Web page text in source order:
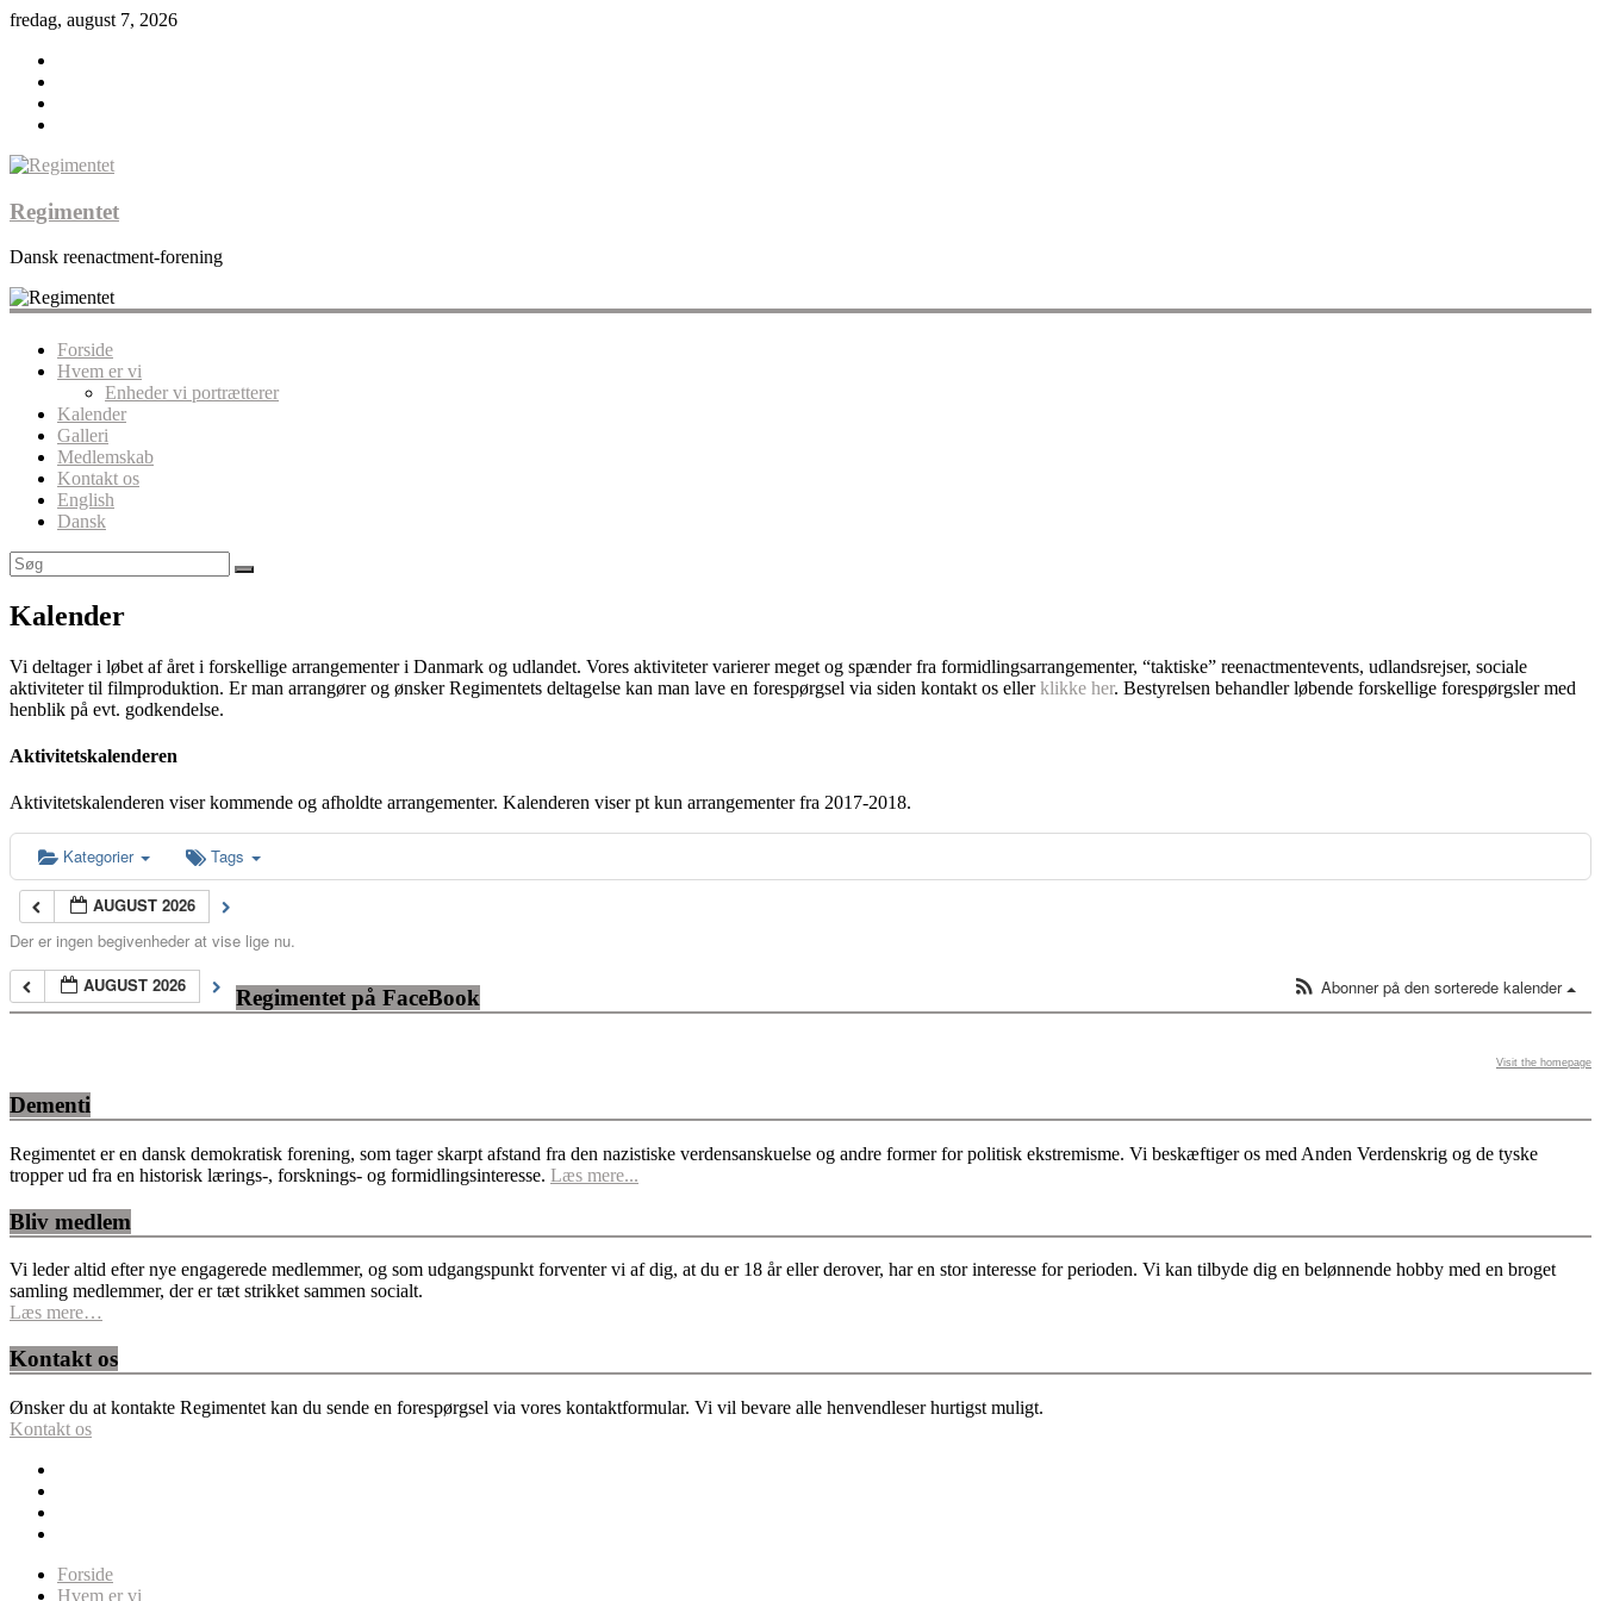
fredag, august 7, 2026
Regimentet
Dansk reenactment-forening
Forside
Hvem er vi
Enheder vi portrætterer
Kalender
Galleri
Medlemskab
Kontakt os
English
Dansk
Kalender
Vi deltager i løbet af året i forskellige arrangementer i Danmark og udlandet. Vores aktiviteter varierer meget og spænder fra formidlingsarrangementer, “taktiske” reenactmentevents, udlandsrejser, sociale
aktiviteter til filmproduktion. Er man arrangører og ønsker Regimentets deltagelse kan man lave en forespørgsel via siden kontakt os ellerklikke her. Bestyrelsen behandler løbende forskellige forespørgsler med
henblik på evt. godkendelse.
Aktivitetskalenderen
Aktivitetskalenderen viser kommende og afholdte arrangementer. Kalenderen viser pt kun arrangementer fra 2017-2018.
Kategorier Tags
AUGUST 2026
Der er ingen begivenheder at vise lige nu.
AUGUST 2026
Abonner på den sorterede kalender
Regimentet på FaceBook
Visit the homepage
Dementi
Regimentet er en dansk demokratisk forening, som tager skarpt afstand fra den nazistiske verdensanskuelse og andre former for politisk ekstremisme. Vi beskæftiger os med Anden Verdenskrig og de tyske
tropper ud fra en historisk lærings-, forsknings- og formidlingsinteresse. Læs mere...
Bliv medlem
Vi leder altid efter nye engagerede medlemmer, og som udgangspunkt forventer vi af dig, at du er 18 år eller derover, har en stor interesse for perioden. Vi kan tilbyde dig en belønnende hobby med en broget
samling medlemmer, der er tæt strikket sammen socialt.
Læs mere…
Kontakt os
Ønsker du at kontakte Regimentet kan du sende en forespørgsel via vores kontaktformular. Vi vil bevare alle henvendleser hurtigst muligt.
Kontakt os
Forside
Hvem er vi